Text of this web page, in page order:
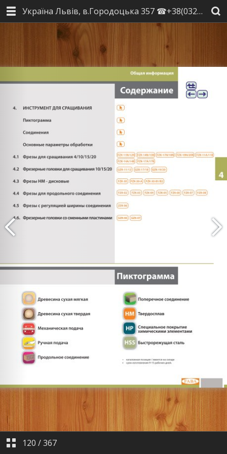
Україна Львів, в.Городоцька 357 ☎+38(032)2451846 ☎+38(067)3140526 📠+38(032)2451848 ✉ faba@faba.in.ua
120 /367